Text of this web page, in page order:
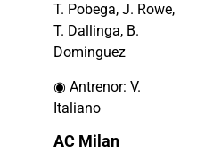
T. Pobega, J. Rowe,
T. Dallinga, B.
Dominguez
◉ Antrenor: V.
Italiano
AC Milan